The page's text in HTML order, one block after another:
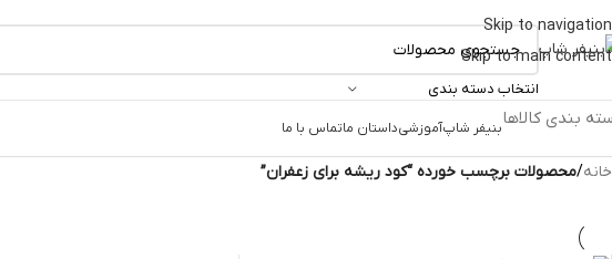
Skip to navigation
Skip to main content
انتخاب دسته بندی
بندی کالاهابنیفر شاپآموزشیداستان ماتماس با ما
خانه/محصولات برچسب خورده “کود ریشه برای زعفران”